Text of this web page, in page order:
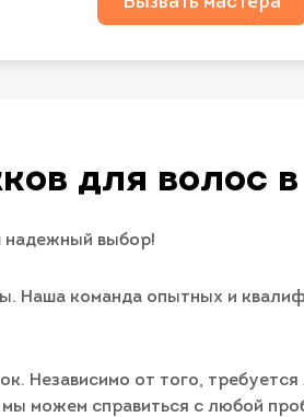
для волос
надежный выбор!
команда опытных и
Независимо от того,
можем справиться с любой